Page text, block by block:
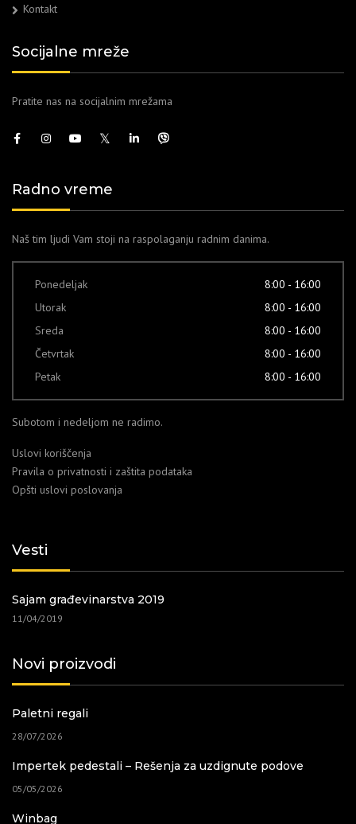
Kontakt
Socijalne mreže
Pratite nas na socijalnim mrežama
Radno vreme
Naš tim ljudi Vam stoji na raspolaganju radnim danima.
Ponedeljak
8:00 - 16:00
Utorak
8:00 - 16:00
Sreda
8:00 - 16:00
Četvrtak
8:00 - 16:00
Petak
8:00 - 16:00
Subotom i nedeljom ne radimo.
Uslovi koriščenja
Pravila o privatnosti i zaštita podataka
Opšti uslovi poslovanja
Vesti
Sajam građevinarstva 2019
11/04/2019
Novi proizvodi
Paletni regali
28/07/2026
Impertek pedestali – Rešenja za uzdignute podove
05/05/2026
Winbag